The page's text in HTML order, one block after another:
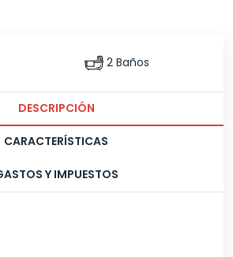
2 Baños
DESCRIPCIÓN
CARACTERÍSTICAS
Y IMPUESTOS